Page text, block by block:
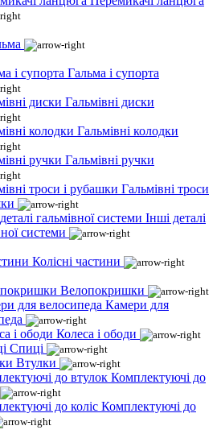
Гальма і супорта
Гальмівні диски
Гальмівні колодки
Гальмівні ручки
Гальмівні троси
Інші деталі
системи
Колісні частини
Велопокришки
Камери для
Колеса і ободи
Спиці
Втулки
Комплектуючі до
Комплектуючі до